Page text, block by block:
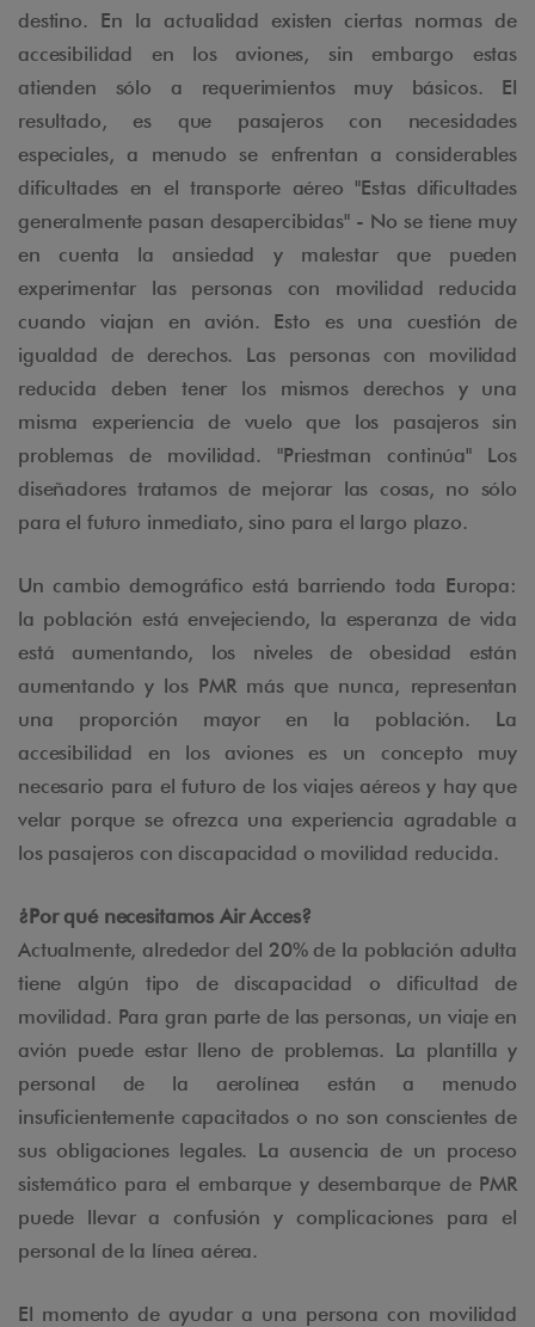
destino. En la actualidad existen ciertas normas de
accesibilidad en los aviones, sin embargo estas
atienden sólo a requerimientos muy básicos. El
resultado, es que pasajeros con necesidades
especiales, a menudo se enfrentan a considerables
dificultades en el transporte aéreo "Estas dificultades
generalmente pasan desapercibidas" - No se tiene muy
en cuenta la ansiedad y malestar que pueden
experimentar las personas con movilidad reducida
cuando viajan en avión. Esto es una cuestión de
igualdad de derechos. Las personas con movilidad
reducida deben tener los mismos derechos y una
misma experiencia de vuelo que los pasajeros sin
problemas de movilidad. "Priestman continúa" Los
diseñadores tratamos de mejorar las cosas, no sólo
para el futuro inmediato, sino para el largo plazo.
Un cambio demográfico está barriendo toda Europa:
la población está envejeciendo, la esperanza de vida
está aumentando, los niveles de obesidad están
aumentando y los PMR más que nunca, representan
una proporción mayor en la población. La
accesibilidad en los aviones es un concepto muy
necesario para el futuro de los viajes aéreos y hay que
velar porque se ofrezca una experiencia agradable a
los pasajeros con discapacidad o movilidad reducida.
¿Por qué necesitamos Air Acces?
Actualmente, alrededor del 20% de la población adulta
tiene algún tipo de discapacidad o dificultad de
movilidad. Para gran parte de las personas, un viaje en
avión puede estar lleno de problemas. La plantilla y
personal de la aerolínea están a menudo
insuficientemente capacitados o no son conscientes de
sus obligaciones legales. La ausencia de un proceso
sistemático para el embarque y desembarque de PMR
puede llevar a confusión y complicaciones para el
personal de la línea aérea.
El momento de ayudar a una persona con movilidad